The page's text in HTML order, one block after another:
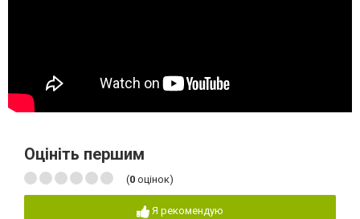
Оцініть першим
(0 оцінок)
Я рекомендую